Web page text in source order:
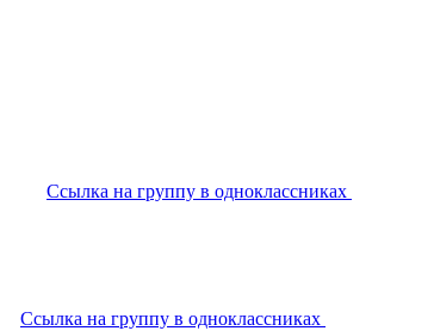
Ссылка на группу в одноклассниках
Ссылка на группу в одноклассниках